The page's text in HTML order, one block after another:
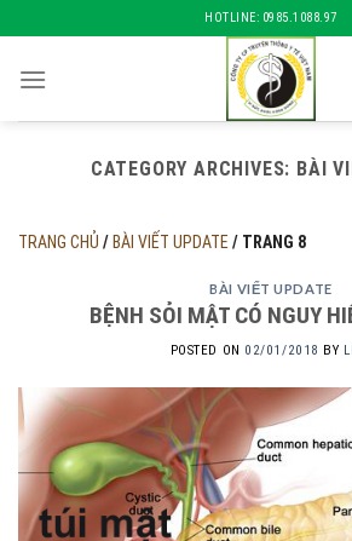
content
HOTLINE: 0985.1088.97
CATEGORY ARCHIVES: BÀI
TRANG CHỦ / BÀI VIẾT UPDATE / TRANG 8
BÀI VIẾT UPDATE
BỆNH SỎI MẬT CÓ NGUY
POSTED ON 02/01/2018 BY